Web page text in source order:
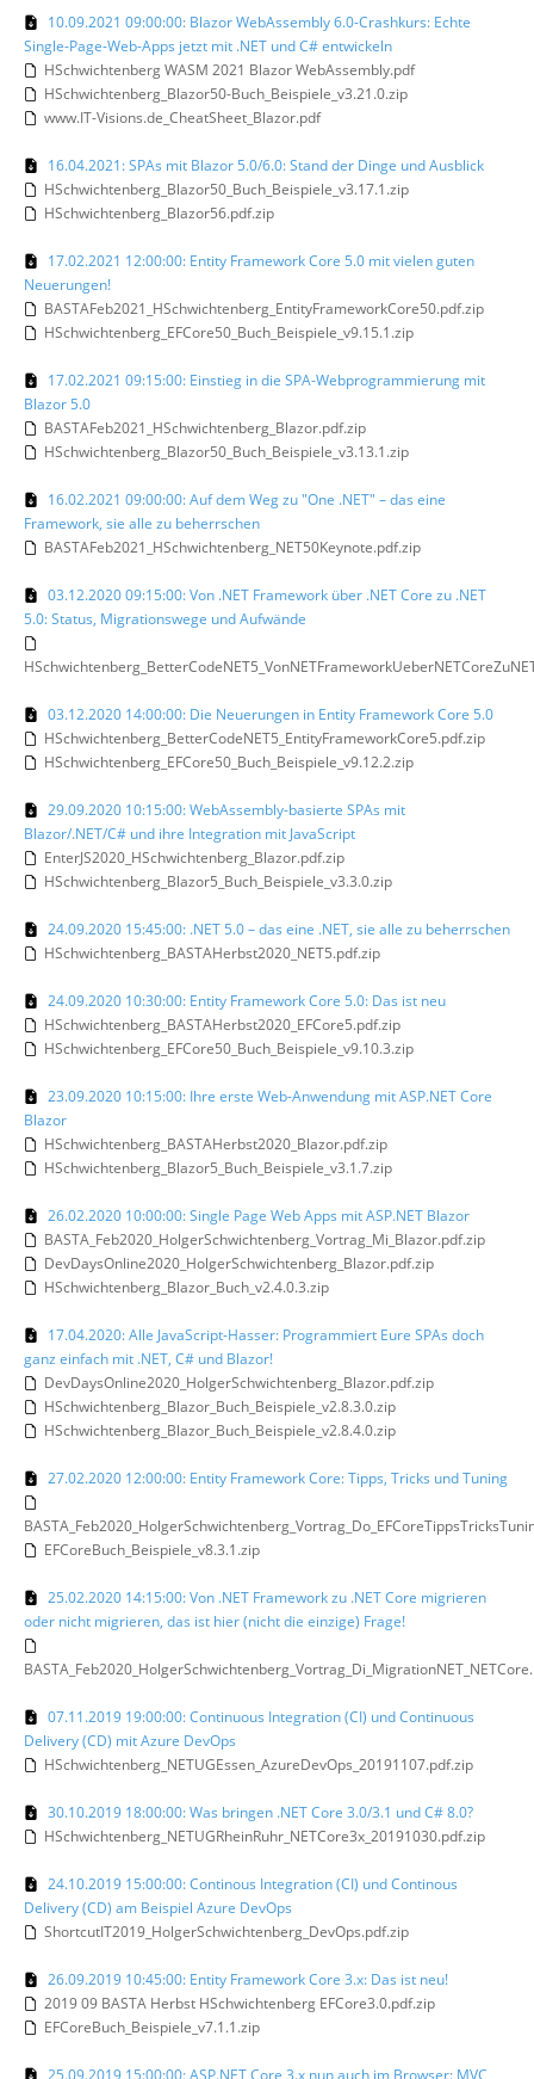
10.09.2021 09:00:00: Blazor WebAssembly 6.0-Crashkurs: Echte
Single-Page-Web-Apps jetzt mit .NET und C# entwickeln
HSchwichtenberg WASM 2021 Blazor WebAssembly.pdf
HSchwichtenberg_Blazor50-Buch_Beispiele_v3.21.0.zip
www.IT-Visions.de_CheatSheet_Blazor.pdf
16.04.2021: SPAs mit Blazor 5.0/6.0: Stand der Dinge und Ausblick
HSchwichtenberg_Blazor50_Buch_Beispiele_v3.17.1.zip
HSchwichtenberg_Blazor56.pdf.zip
17.02.2021 12:00:00: Entity Framework Core 5.0 mit vielen guten
Neuerungen!
BASTAFeb2021_HSchwichtenberg_EntityFrameworkCore50.pdf.zip
HSchwichtenberg_EFCore50_Buch_Beispiele_v9.15.1.zip
17.02.2021 09:15:00: Einstieg in die SPA-Webprogrammierung mit
Blazor 5.0
BASTAFeb2021_HSchwichtenberg_Blazor.pdf.zip
HSchwichtenberg_Blazor50_Buch_Beispiele_v3.13.1.zip
16.02.2021 09:00:00: Auf dem Weg zu "One .NET" – das eine
Framework, sie alle zu beherrschen
BASTAFeb2021_HSchwichtenberg_NET50Keynote.pdf.zip
03.12.2020 09:15:00: Von .NET Framework über .NET Core zu .NET
5.0: Status, Migrationswege und Aufwände
03.12.2020 14:00:00: Die Neuerungen in Entity Framework Core 5.0
HSchwichtenberg_BetterCodeNET5_EntityFrameworkCore5.pdf.zip
HSchwichtenberg_EFCore50_Buch_Beispiele_v9.12.2.zip
29.09.2020 10:15:00: WebAssembly-basierte SPAs mit
Blazor/.NET/C# und ihre Integration mit JavaScript
EnterJS2020_HSchwichtenberg_Blazor.pdf.zip
HSchwichtenberg_Blazor5_Buch_Beispiele_v3.3.0.zip
24.09.2020 15:45:00: .NET 5.0 – das eine .NET, sie alle zu beherrschen
HSchwichtenberg_BASTAHerbst2020_NET5.pdf.zip
24.09.2020 10:30:00: Entity Framework Core 5.0: Das ist neu
HSchwichtenberg_BASTAHerbst2020_EFCore5.pdf.zip
HSchwichtenberg_EFCore50_Buch_Beispiele_v9.10.3.zip
23.09.2020 10:15:00: Ihre erste Web-Anwendung mit ASP.NET Core
Blazor
HSchwichtenberg_BASTAHerbst2020_Blazor.pdf.zip
HSchwichtenberg_Blazor5_Buch_Beispiele_v3.1.7.zip
26.02.2020 10:00:00: Single Page Web Apps mit ASP.NET Blazor
BASTA_Feb2020_HolgerSchwichtenberg_Vortrag_Mi_Blazor.pdf.zip
DevDaysOnline2020_HolgerSchwichtenberg_Blazor.pdf.zip
HSchwichtenberg_Blazor_Buch_v2.4.0.3.zip
17.04.2020: Alle JavaScript-Hasser: Programmiert Eure SPAs doch
ganz einfach mit .NET, C# und Blazor!
DevDaysOnline2020_HolgerSchwichtenberg_Blazor.pdf.zip
HSchwichtenberg_Blazor_Buch_Beispiele_v2.8.3.0.zip
HSchwichtenberg_Blazor_Buch_Beispiele_v2.8.4.0.zip
27.02.2020 12:00:00: Entity Framework Core: Tipps, Tricks und Tuning
EFCoreBuch_Beispiele_v8.3.1.zip
25.02.2020 14:15:00: Von .NET Framework zu .NET Core migrieren
oder nicht migrieren, das ist hier (nicht die einzige) Frage!
07.11.2019 19:00:00: Continuous Integration (CI) und Continuous
Delivery (CD) mit Azure DevOps
HSchwichtenberg_NETUGEssen_AzureDevOps_20191107.pdf.zip
30.10.2019 18:00:00: Was bringen .NET Core 3.0/3.1 und C# 8.0?
HSchwichtenberg_NETUGRheinRuhr_NETCore3x_20191030.pdf.zip
24.10.2019 15:00:00: Continous Integration (CI) und Continous
Delivery (CD) am Beispiel Azure DevOps
ShortcutIT2019_HolgerSchwichtenberg_DevOps.pdf.zip
26.09.2019 10:45:00: Entity Framework Core 3.x: Das ist neu!
2019 09 BASTA Herbst HSchwichtenberg EFCore3.0.pdf.zip
EFCoreBuch_Beispiele_v7.1.1.zip
25.09.2019 15:00:00: ASP.NET Core 3.x nun auch im Browser: MVC